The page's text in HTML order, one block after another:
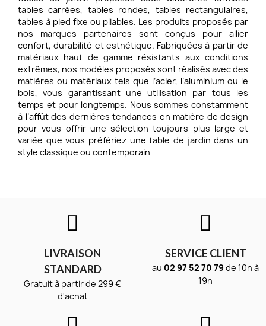
tables carrées, tables rondes, tables rectangulaires,
tables à pied fixe ou pliables. Les produits proposés par
nos marques partenaires sont conçus pour allier
confort, durabilité et esthétique. Fabriquées à partir de
matériaux haut de gamme résistants aux conditions
extrêmes, nos modèles proposés sont réalisés avec des
matières ou matériaux tels que l’acier, l’aluminium ou le
bois, vous garantissant une utilisation par tous les
temps et pour longtemps. Nous sommes constamment
à l’affût des dernières tendances en matière de design
pour vous offrir une sélection toujours plus large et
variée que vous préfériez une table de jardin dans un
style classique ou contemporain
LIVRAISON
STANDARD
Gratuit à partir de 299 €
d'achat
SERVICE CLIENT
au 02 97 52 70 79 de 10h à
19h